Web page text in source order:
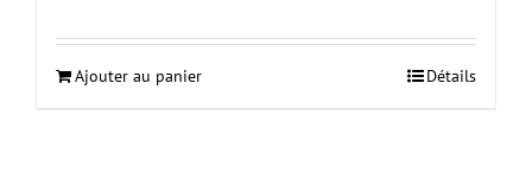
Ajouter au panier Détails